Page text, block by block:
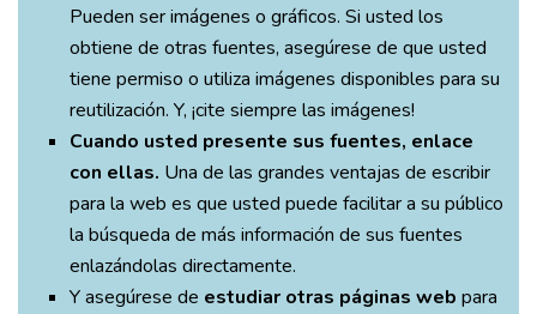
Pueden ser imágenes o gráficos. Si usted los
obtiene de otras fuentes, asegúrese de que usted
tiene permiso o utiliza imágenes disponibles para su
reutilización. Y, ¡cite siempre las imágenes!
Cuando usted presente sus fuentes, enlace
con ellas. Una de las grandes ventajas de escribir
para la web es que usted puede facilitar a su público
la búsqueda de más información de sus fuentes
enlazándolas directamente.
Y asegúrese de estudiar otras páginas web para